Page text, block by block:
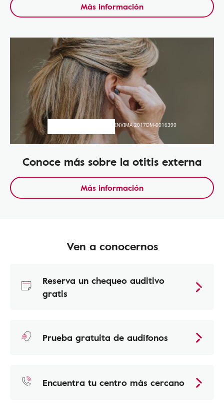
Más información
INVIMA 2017DM-0016390
Conoce más sobre la otitis externa
Más información
Ven a conocernos
Reserva un chequeo auditivo
gratis
Prueba gratuita de audífonos
Encuentra tu centro más cercano